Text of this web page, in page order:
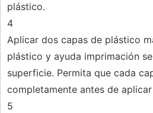
plástico.
4
Aplicar dos capas de plástico
plástico y ayuda imprimación
superficie. Permita que cada
completamente antes de
5